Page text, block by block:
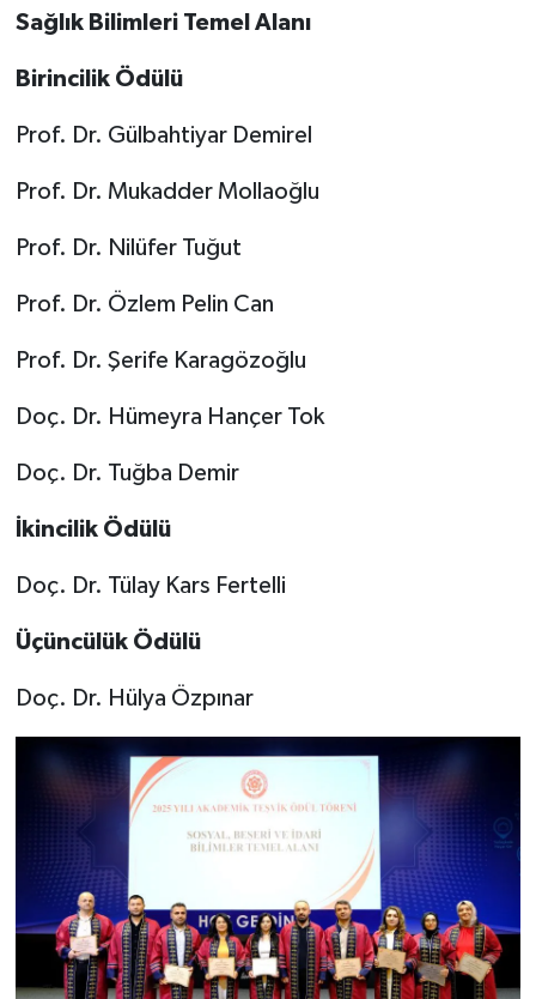
Sağlık Bilimleri Temel Alanı
Birincilik Ödülü
Prof. Dr. Gülbahtiyar Demirel
Prof. Dr. Mukadder Mollaoğlu
Prof. Dr. Nilüfer Tuğut
Prof. Dr. Özlem Pelin Can
Prof. Dr. Şerife Karagözoğlu
Doç. Dr. Hümeyra Hançer Tok
Doç. Dr. Tuğba Demir
İkincilik Ödülü
Doç. Dr. Tülay Kars Fertelli
Üçüncülük Ödülü
Doç. Dr. Hülya Özpınar